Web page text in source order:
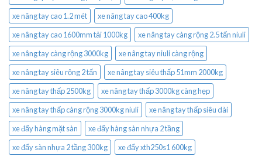
xe nâng tay cao 1.2 mét
xe nâng tay cao 400kg
xe nâng tay cao 1600mm tải 1000kg
xe nâng tay càng rộng 2.5 tấn niuli
xe nâng tay càng rộng 3000kg
xe nâng tay niuli càng rộng
xe nâng tay siêu rộng 2 tấn
xe nâng tay siêu thấp 51mm 2000kg
xe nâng tay thấp 2500kg
xe nâng tay thấp 3000kg càng hẹp
xe nâng tay thấp càng rộng 3000kg niuli
xe nâng tay thấp siêu dài
xe đẩy hàng mặt sàn
xe đẩy hàng sàn nhựa 2 tầng
xe đẩy sàn nhựa 2 tầng 300kg
xe đẩy xth250s1 600kg